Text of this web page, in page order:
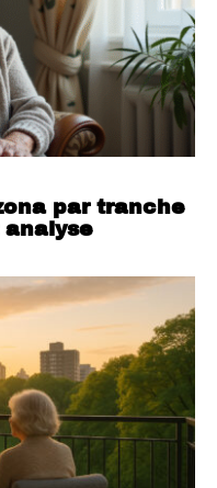
par tranche
analyse